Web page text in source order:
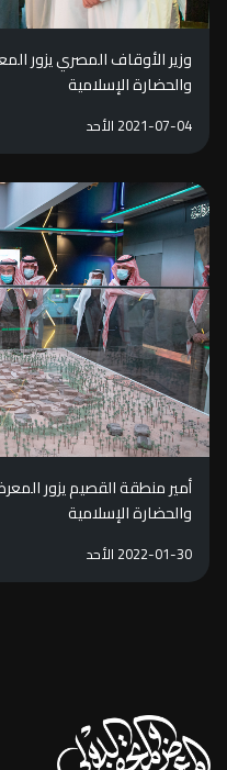
وزير الأوقاف المصري يزور
والحضارة الإسلامية
2021-07-04 الأحد
أمير منطقة القصيم يزور
والحضارة الإسلامية
2022-01-30 الأحد